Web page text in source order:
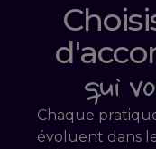
qui
Chaque
évoluent dans